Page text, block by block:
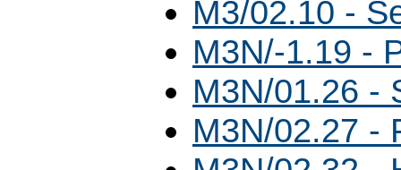
M3/02.10 -
M3N/-1.19 -
M3N/01.26 -
M3N/02.27 -